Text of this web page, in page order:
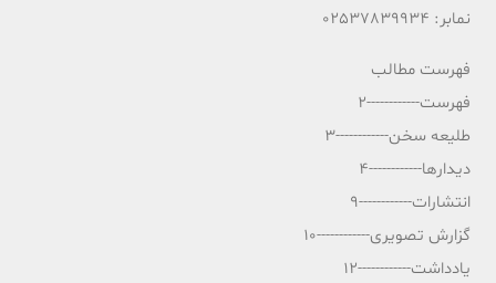
نمابر: 02537839934
فهرست مطالب
فهرست------------2
طلیعه سخن------------3
دیدارها------------4
انتشارات------------9
گزارش تصویری------------10
یادداشت------------12